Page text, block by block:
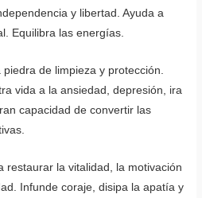
y libertad. Ayuda a
Equilibra las energías.
piedra de limpieza y protección.
vida a la ansiedad, depresión, ira
capacidad de convertir las
restaurar la vitalidad, la motivación
Infunde coraje, disipa la apatía y